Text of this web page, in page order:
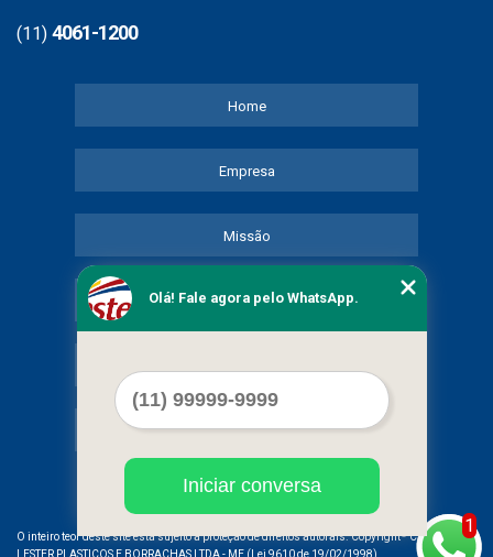
(11) 4061-1200
Home
Empresa
Missão
Serviços
Mapa do site
O inteiro teor deste site está sujeito à proteção de direitos autorais. Copyright COMERCIAL
LESTER PLASTICOS E BORRACHAS LTDA - ME (Lei 9610 de 19/02/1998)
1
Olá! Fale agora pelo WhatsApp.
Iniciar conversa